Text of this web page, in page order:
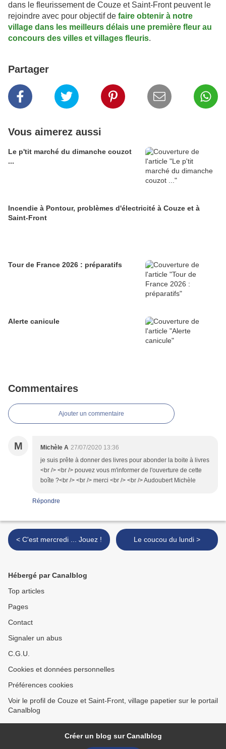
dans le fleurissement de Couze et Saint-Front peuvent le
rejoindre avec pour objectif de faire obtenir à notre
village dans les meilleurs délais une première fleur au
concours des villes et villages fleuris.
Partager
Vous aimerez aussi
Le p'tit marché du dimanche couzot
...
Incendie à Pontour, problèmes d'électricité à Couze et à
Saint-Front
Tour de France 2026 : préparatifs
Alerte canicule
Commentaires
Ajouter un commentaire
M Michèle A 27/07/2020 13:36
je suis prête à donner des livres pour abonder la boite à livres
<br /> <br /> pouvez vous m'informer de l'ouverture de cette
boîte ?<br /> <br /> merci <br /> <br /> Audoubert Michèle
Répondre
< C'est mercredi ... Jouez ! Le coucou du lundi >
Hébergé par Canalblog
Top articles
Pages
Contact
Signaler un abus
C.G.U.
Cookies et données personnelles
Préférences cookies
Voir le profil de Couze et Saint-Front, village papetier sur le portail
Canalblog
Créer un blog sur Canalblog